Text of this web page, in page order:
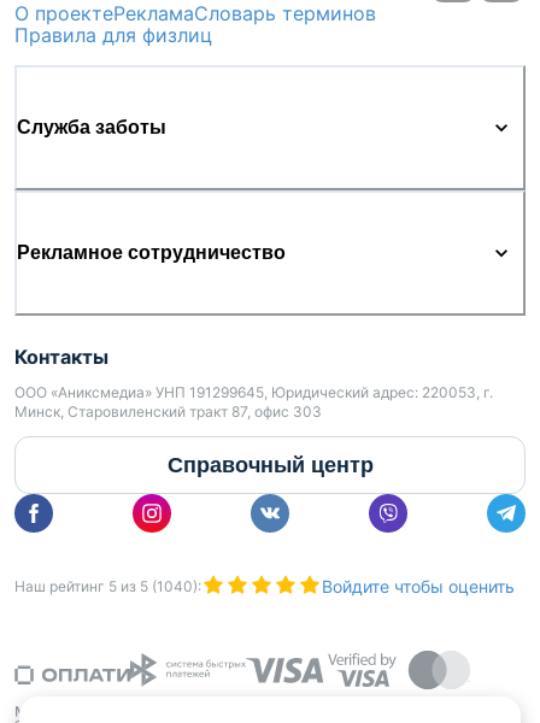
О проектеРекламаСловарь терминов
Правила для физлиц
Служба заботы
Рекламное сотрудничество
Контакты
ООО «Аниксмедиа» УНП 191299645, Юридический адрес: 220053, г.
Минск, Старовиленский тракт 87, офис 303
Справочный центр
Наш рейтинг 5 из 5 (1040): Войдите чтобы оценить